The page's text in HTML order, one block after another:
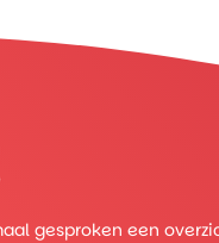
gesproken een